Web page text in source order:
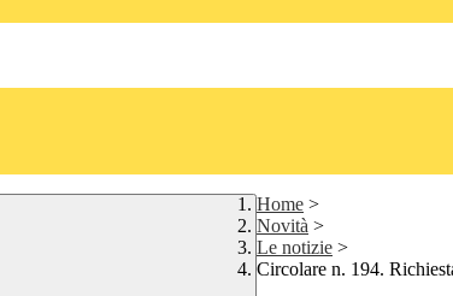
Home >
Novità >
Le notizie >
Circolare n. 194.